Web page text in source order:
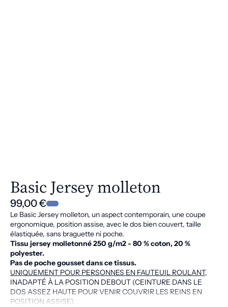
Basic Jersey molleton
99,00 €
Le Basic Jersey molleton, un aspect contemporain, une coupe
ergonomique, position assise, avec le dos bien couvert, taille
élastiquée, sans braguette ni poche.
Tissu jersey molletonné 250 g/m2 - 80 % coton, 20 %
polyester.
Pas de poche gousset dans ce tissus.
UNIQUEMENT POUR PERSONNES EN FAUTEUIL ROULANT,
INADAPTÉ À LA POSITION DEBOUT (CEINTURE DANS LE
DOS ASSEZ HAUTE POUR VENIR COUVRIR LES REINS EN
POSITION ASSISE).